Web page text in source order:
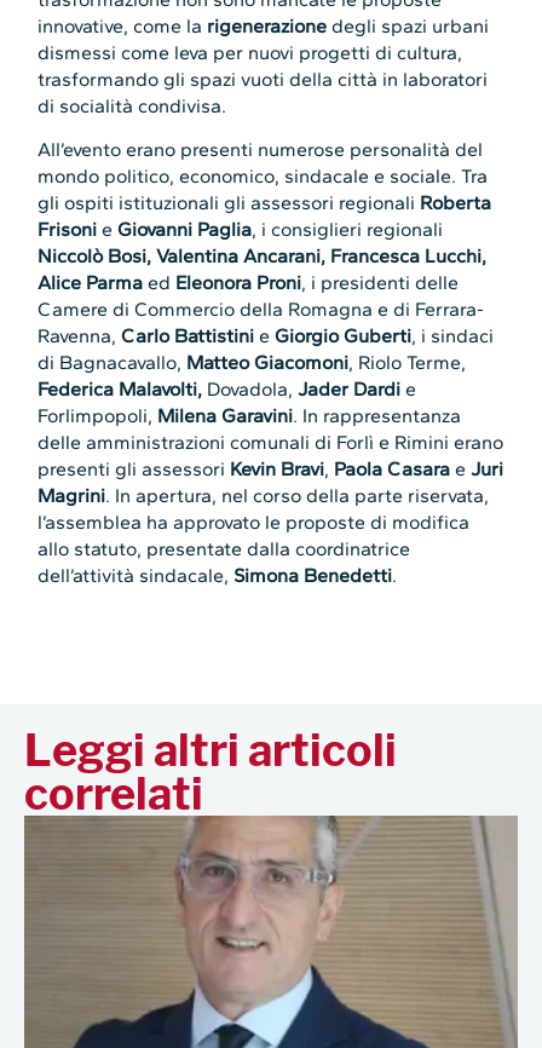
innovative, come la rigenerazione degli spazi urbani
dismessi come leva per nuovi progetti di cultura,
trasformando gli spazi vuoti della città in laboratori
di socialità condivisa.
All’evento erano presenti numerose personalità del
mondo politico, economico, sindacale e sociale. Tra
gli ospiti istituzionali gli assessori regionali Roberta
Frisoni eGiovanni Paglia, i consiglieri regionali
Niccolò Bosi, Valentina Ancarani, Francesca Lucchi,
Alice Parmaed Eleonora Proni, i presidenti delle
Camere di Commercio della Romagna e di Ferrara-
Ravenna,Carlo BattistinieGiorgio Guberti, i sindaci
di Bagnacavallo, Matteo Giacomoni, Riolo Terme,
Federica Malavolti, Dovadola,Jader Dardie
Forlimpopoli, Milena Garavini. In rappresentanza
delle amministrazioni comunali di Forlì e Rimini erano
presenti gli assessori Kevin Bravi, Paola Casara eJuri
Magrini. In apertura, nel corso della parte riservata,
l’assemblea ha approvato le proposte di modifica
allo statuto, presentate dalla coordinatrice
dell’attività sindacale, Simona Benedetti.
Leggi altri articoli
correlati